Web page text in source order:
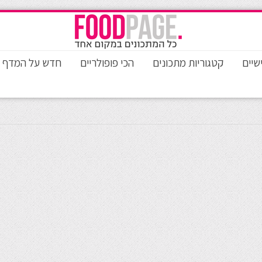
קטגוריות מתכונים הכי פופולריים חדש על המדף